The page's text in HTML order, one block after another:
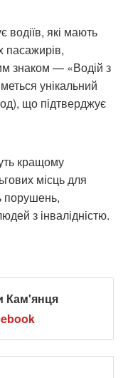
водіїв, які мають
пасажирів,
знаком — «Водій з
унікальний
що підтверджує
кращому
місць для
порушень,
з інвалідністю.
Кам'янця